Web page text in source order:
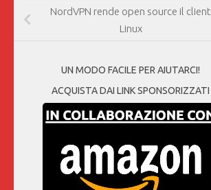
NordVPN rende open source il client
Linux
UN MODO FACILE PER AIUTARCI!
ACQUISTA DAI LINK SPONSORIZZATI